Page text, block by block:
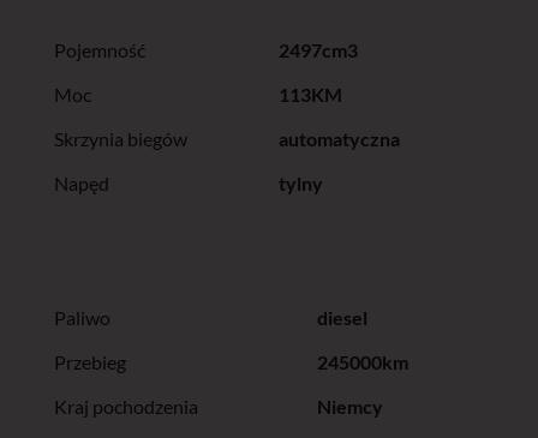
Pojemność
2497cm3
Moc
113KM
Skrzynia biegów
automatyczna
Napęd
tylny
Paliwo
diesel
Przebieg
245000km
Kraj pochodzenia
Niemcy